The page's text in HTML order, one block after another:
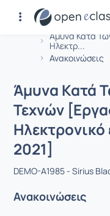
Αρχική Σελίδα
Άμυνα Κατά
Ηλεκτρ...
Ανακοινώσεις
Μάθημα :
Άμυνα Κατά
Τεχνών
Ηλεκτρονικό
2021]
DEMO-A1985 - Sirius
Ανακοινώσεις